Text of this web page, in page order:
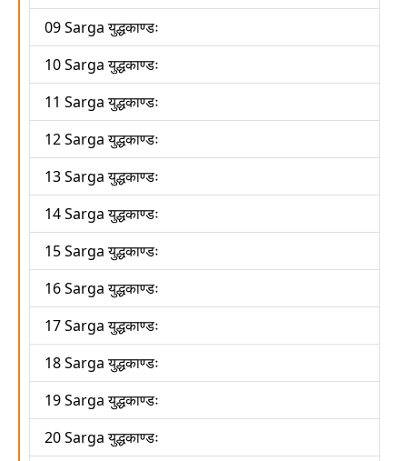
09 Sarga युद्धकाण्डः
10 Sarga युद्धकाण्डः
11 Sarga युद्धकाण्डः
12 Sarga युद्धकाण्डः
13 Sarga युद्धकाण्डः
14 Sarga युद्धकाण्डः
15 Sarga युद्धकाण्डः
16 Sarga युद्धकाण्डः
17 Sarga युद्धकाण्डः
18 Sarga युद्धकाण्डः
19 Sarga युद्धकाण्डः
20 Sarga युद्धकाण्डः